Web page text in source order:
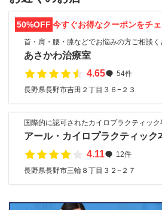
50%OFF 今すぐお得なクーポンをチ
首・肩・腰・膝などでお悩みの方ご相談く
あさかわ治療室
4.65
54件
長野県長野市吉田２丁目３６−２３
国際的に認可されたカイロプラクティッ
アール・カイロプラクティック
4.11
12件
長野県長野市三輪８丁目３２−２７